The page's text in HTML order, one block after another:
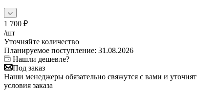
1 700 ₽
/шт
Уточняйте количество
Планируемое поступление: 31.08.2026
Нашли дешевле?
Под заказ
Наши менеджеры обязательно свяжутся с вами и уточнят
условия заказа